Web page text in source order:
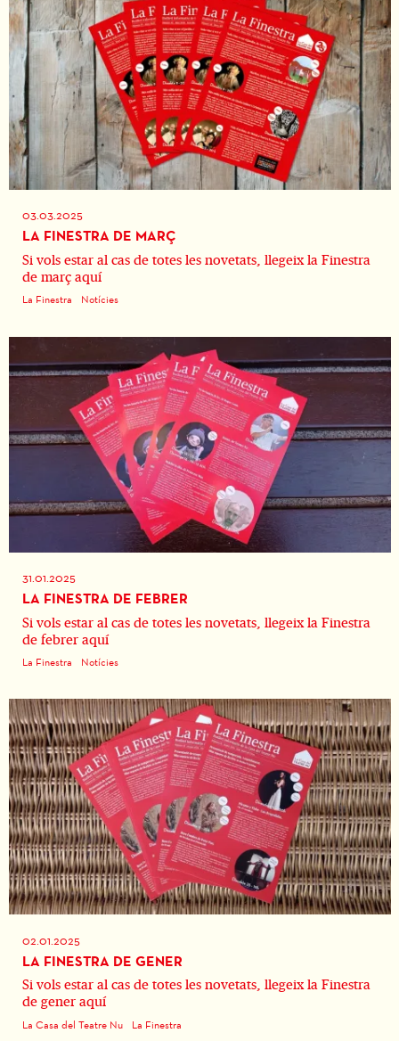
03.03.2025
LA FINESTRA DE MARÇ
Si vols estar al cas de totes les novetats, llegeix la Finestra
de març aquí
La Finestra Notícies
31.01.2025
LA FINESTRA DE FEBRER
Si vols estar al cas de totes les novetats, llegeix la Finestra
de febrer aquí
La Finestra Notícies
02.01.2025
LA FINESTRA DE GENER
Si vols estar al cas de totes les novetats, llegeix la Finestra
de gener aquí
La Casa del Teatre Nu La Finestra